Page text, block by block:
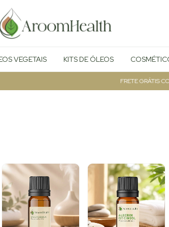
VEGETAIS KITS DE ÓLEOS
FRETE GRÁTIS COMPRAS ACIMA